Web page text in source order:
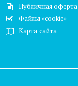
Публичная оферта
Файлы «cookie»
Карта сайта